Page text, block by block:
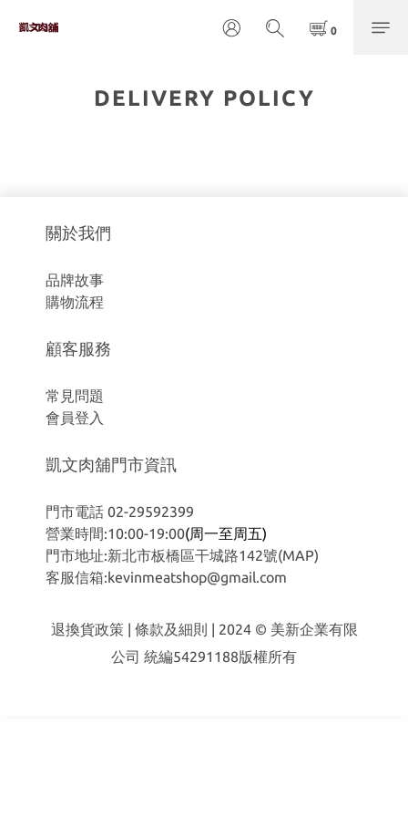
DELIVERY POLICY
關於我們
品牌故事
購物流程
顧客服務
常見問題
會員登入
凱文肉舖門市資訊
門市電話 02-29592399
營業時間:10:00-19:00(周一至周五)
門市地址:新北市板橋區干城路142號(MAP)
客服信箱:kevinmeatshop@gmail.com
退換貨政策| 條款及細則 | 2024 © 美新企業有限
公司 統編54291188版權所有